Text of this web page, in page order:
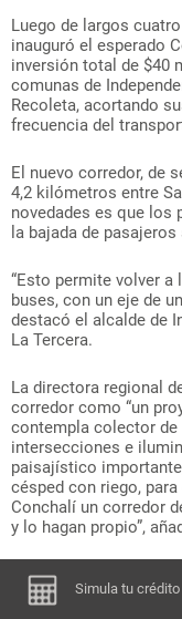
Luego de largos
inauguró el esperado
inversión total de $40
comunas de
Recoleta, acortando
frecuencia del
El nuevo corredor, de
4,2 kilómetros entre
novedades es que los
la bajada de
“Esto permite volver
buses, con un eje de
destacó el alcalde de
La Tercera.
La directora regional
corredor como “un
contempla colector de
intersecciones e
paisajístico
césped con riego,
Conchalí un corredor
y lo hagan propio”,
Simula tu crédito